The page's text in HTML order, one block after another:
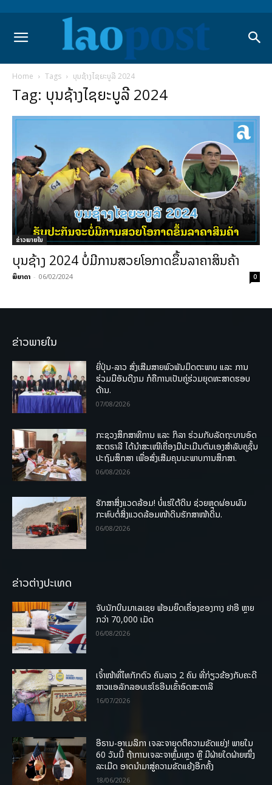
Home Tags ບຸນຊ້າງໄຊຍະບູລີ 2024
Tag: ບຸນຊ້າງໄຊຍະບູລີ 2024
ຂ່າວພາຍ​ໃນ
ບຸນຊ້າງ 2024 ບໍ່ມີການສວຍໂອກາດຂຶ້ນລາຄາສິນຄ້າ
ພິຍາດາ - 06/02/2024 0
ຂ່າວພາຍໃນ
ຍີ່ປຸ່ນ-ລາວ ສົ່ງເສີມສາຍພົວພັນມິດຕະພາບ ແລະ ການ
ຮ່ວມມືອັນດີງາມ ກໍຄືການເປັນຄູ່ຮ່ວມຍຸດທະສາດຮອບ
ດ້ານ.
07/08/2026
ກະຊວງສຶກສາທິການ ແລະ ກິລາ ຮ່ວມກັບລັດຖະບານອົດ
ສະຕຣາລີ ໄດ້ນຳສະເໜີເຄື່ອງມືປະເມີນຕົນເອງສຳລັບຄູຊັ້ນ
ປະຖົມສຶກສາ ເພື່ອສົ່ງເສີມຄຸນນະພາບການສຶກສາ.
06/08/2026
ຮັກສາສິ່ງແວດລ້ອມ! ບໍ່ແຮ່ໃຕ້ດິນ ຊ່ວຍຫຼຸດຜ່ອນຜົນ
ກະທົບຕໍ່ສິ່ງແວດລ້ອມໜ້າດິນຮັກສາໜ້າດິນ.
06/08/2026
ຂ່າວຕ່າງປະເທດ
ຈັບນັກບິນມາເລເຊຍ ພ້ອມຍຶດເຄື່ອງຂອງກາງ ຢາອີ ຫຼາຍ
ກວ່າ 70,000 ເມັດ
06/08/2026
ເຈົ້າໜ້າທີ່ໄທກັກຕົວ ຄົນລາວ 2 ຄົນ ທີ່ກ່ຽວຂ້ອງກັບຄະດີ
ສາວແອລັກລອບເຮໂຣອີນເຂົ້າອົດສະຕາລີ
16/07/2026
ອີຣານ-ອາເມລິກາ ເຈລະຈາຍຸດຕິຄວາມຂັດແຍ່ງ! ພາຍໃນ
60 ວັນນີ້ ຖ້າການເຈລະຈາຫຼົ້ມເຫຼວ ຫຼື ມີຝ່າຍໃດຝ່າຍໜຶ່ງ
ລະເມີດ ອາດນໍາມາສູ່ຄວາມຂັດແຍ້ງອີກຄັ້ງ
18/06/2026